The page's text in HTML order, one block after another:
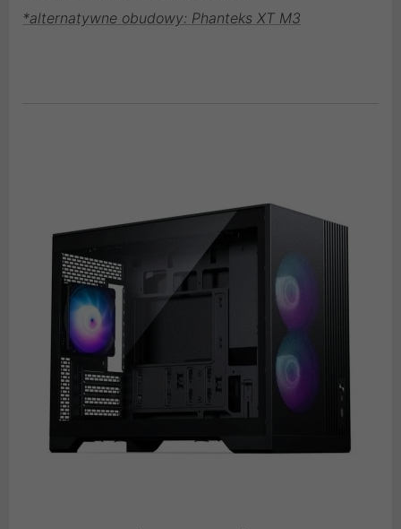
*alternatywne obudowy: Phanteks XT M3